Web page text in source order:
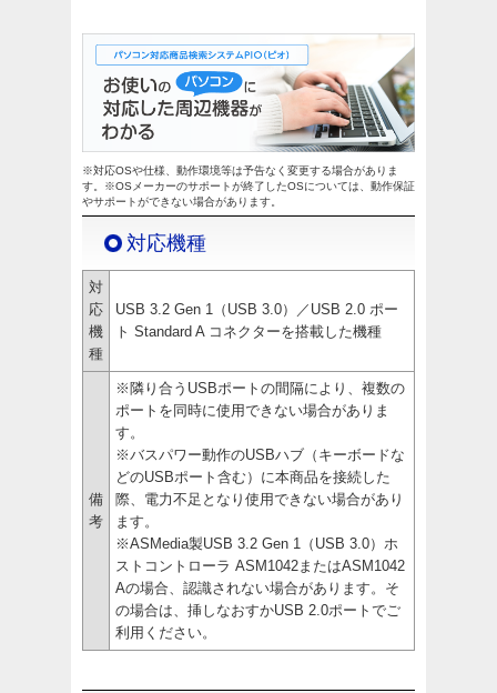
※対応OSや仕様、動作環境等は予告なく変更する場合がありま
す。※OSメーカーのサポートが終了したOSについては、動作保証
やサポートができない場合があります。
対応機種
対
応
機
種
USB 3.2 Gen 1（USB 3.0）／USB 2.0 ポー
ト Standard A コネクターを搭載した機種
備
考
※隣り合うUSBポートの間隔により、複数の
ポートを同時に使用できない場合がありま
す。
※バスパワー動作のUSBハブ（キーボードな
どのUSBポート含む）に本商品を接続した
際、電力不足となり使用できない場合があり
ます。
※ASMedia製USB 3.2 Gen 1（USB 3.0）ホ
ストコントローラ ASM1042またはASM1042
Aの場合、認識されない場合があります。そ
の場合は、挿しなおすかUSB 2.0ポートでご
利用ください。